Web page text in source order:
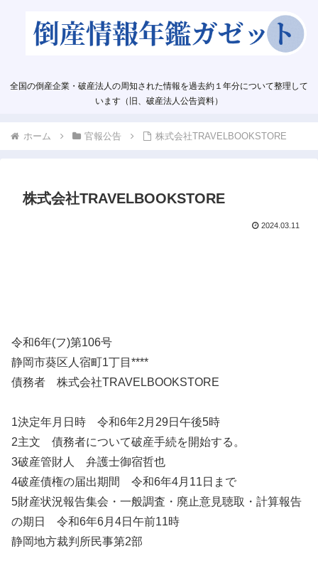
全国の倒産企業・破産法人の周知された情報を過去約１年分について整理して
います（旧、破産法人公告資料）
ホーム 官報公告 株式会社TRAVELBOOKSTORE
株式会社TRAVELBOOKSTORE
2024.03.11
令和6年(フ)第106号
静岡市葵区人宿町1丁目****
債務者 株式会社TRAVELBOOKSTORE
1決定年月日時 令和6年2月29日午後5時
2主文 債務者について破産手続を開始する。
3破産管財人 弁護士御宿哲也
4破産債権の届出期間 令和6年4月11日まで
5財産状況報告集会・一般調査・廃止意見聴取・計算報告
の期日 令和6年6月4日午前11時
静岡地方裁判所民事第2部